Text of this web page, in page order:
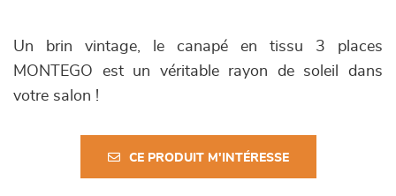
Un brin vintage, le canapé en tissu 3 places
MONTEGO est un véritable rayon de soleil dans
votre salon !
CE PRODUIT M'INTÉRESSE